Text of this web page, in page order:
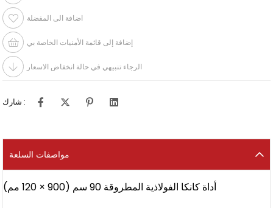
اضافة الى المفضلة
إضافة إلى قائمة الأمنيات الخاصة بي
الرجاء تنبيهي في حالة انخفاض الاسعار
شارك :
مواصفات السلعة
أداة كانكا الفولاذية المطروقة 90 سم (900 × 120 مم)